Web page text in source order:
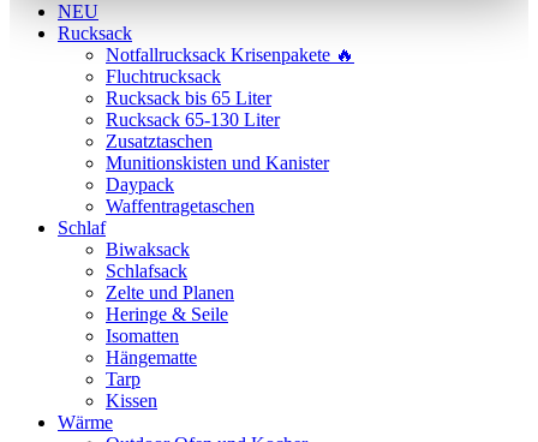
NEU
Rucksack
Notfallrucksack Krisenpakete 🔥
Fluchtrucksack
Rucksack bis 65 Liter
Rucksack 65-130 Liter
Zusatztaschen
Munitionskisten und Kanister
Daypack
Waffentragetaschen
Schlaf
Biwaksack
Schlafsack
Zelte und Planen
Heringe & Seile
Isomatten
Hängematte
Tarp
Kissen
Wärme